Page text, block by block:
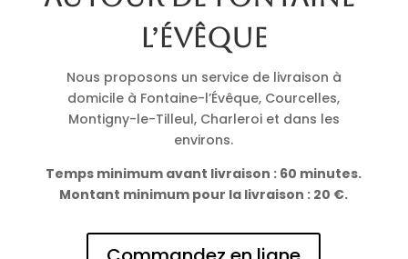
l’Évêque
Nous proposons un service de livraison à
domicile à Fontaine-l’Évêque, Courcelles,
Montigny-le-Tilleul, Charleroi et dans les
environs.
Temps minimum avant livraison : 60 minutes.
Montant minimum pour la livraison : 20 €.